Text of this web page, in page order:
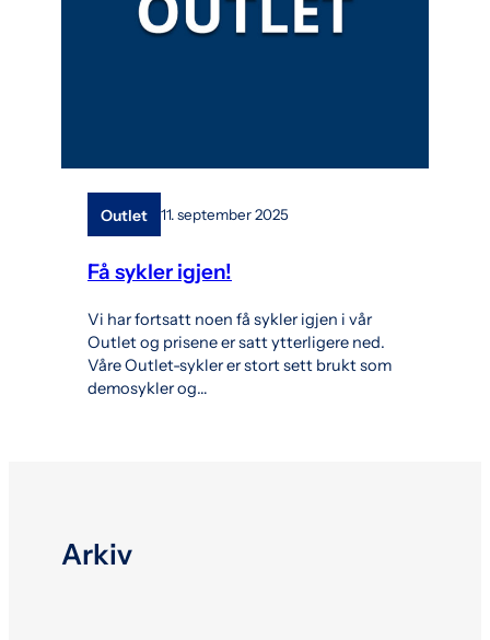
Outlet 11. september 2025
Få sykler igjen!
Vi har fortsatt noen få sykler igjen i vår
Outlet og prisene er satt ytterligere ned.
Våre Outlet-sykler er stort sett brukt som
demosykler og…
Arkiv